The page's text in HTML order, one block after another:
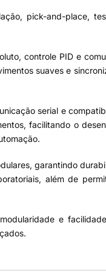
pick-and-place,
controle PID e
suaves e
serial e
facilitando o
garantindo
além de
e